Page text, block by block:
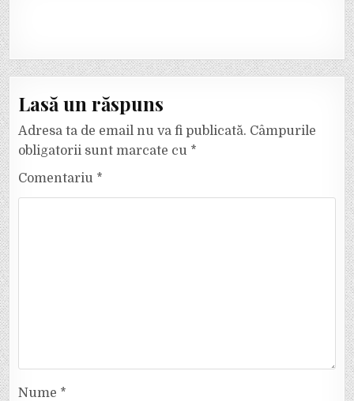
Lasă un răspuns
Adresa ta de email nu va fi publicată. Câmpurile
obligatorii sunt marcate cu *
Comentariu *
Nume *